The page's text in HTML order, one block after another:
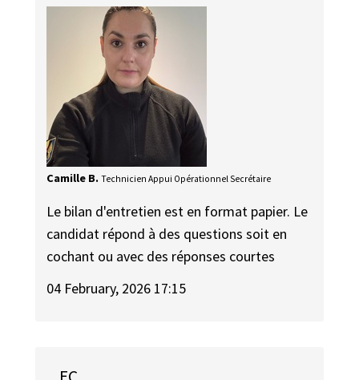
Camille B. Technicien Appui Opérationnel Secrétaire
Le bilan d'entretien est en format papier. Le
candidat répond à des questions soit en
cochant ou avec des réponses courtes
04 February, 2026 17:15